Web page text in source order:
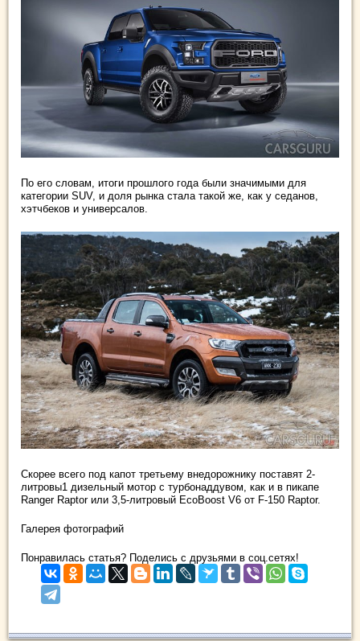
По его словам, итоги прошлого года были значимыми для
категории SUV, и доля рынка стала такой же, как у седанов,
хэтчбеков и универсалов.
Скорее всего под капот третьему внедорожнику поставят 2-
литровы1 дизельный мотор с турбонаддувом, как и в пикапе
Ranger Raptor или 3,5-литровый EcoBoost V6 от F-150 Raptor.
Галерея фотографий
Понравилась статья? Поделись с друзьями в соц.сетях!